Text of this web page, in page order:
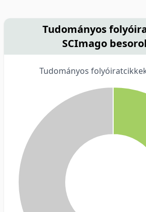
Tudományos
SCImago
Tudományos